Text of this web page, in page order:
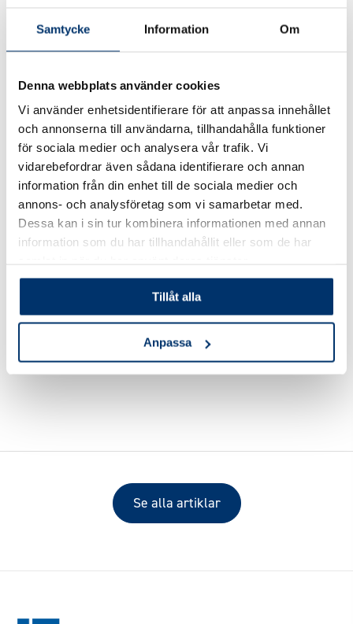
Samtycke Information Om
Denna webbplats använder cookies
Vi använder enhetsidentifierare för att anpassa innehållet
och annonserna till användarna, tillhandahålla funktioner
för sociala medier och analysera vår trafik. Vi
vidarebefordrar även sådana identifierare och annan
information från din enhet till de sociala medier och
annons- och analysföretag som vi samarbetar med.
Dessa kan i sin tur kombinera informationen med annan
information som du har tillhandahållit eller som de har
Tillåt alla
Anpassa
Möjliga besparingar
Pooltäckning/pooltak: kraftigtmindre smuts
avdunstning →lägre kemi och el .
Robot + rätt filtercykel: mindre backspolning →
sparar vatten och uppvärmd energi.
Konsekvent borstning: minskar behovet av dyrare
chock/algmedel.
: desinfektionsmedel arbetar
effektivare → lägre förbrukning.
Tillbaka till Pooletten FAQ
Se alla artiklar